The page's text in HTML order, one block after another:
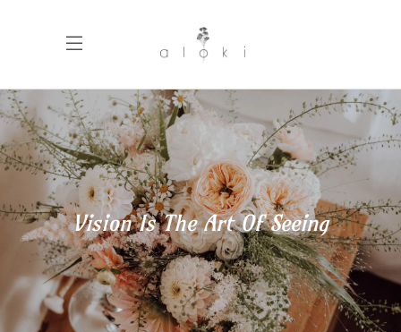
Vision Is The Art Of Seeing